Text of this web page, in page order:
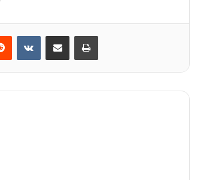
Reddit VKontakteE-Posta ile paylaş Yazdır